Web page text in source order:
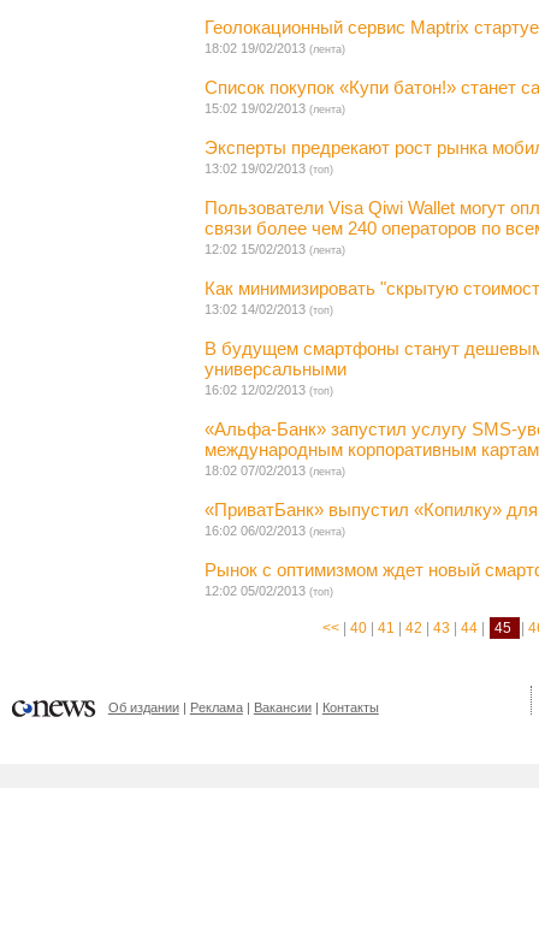
Геолокационный сервис Maptrix
18:02 19/02/2013 (лента)
Список покупок «Купи батон!» станет
15:02 19/02/2013 (лента)
Эксперты предрекают рост рынка
13:02 19/02/2013 (топ)
Пользователи Visa Qiwi Wallet могут
связи более чем 240 операторов по
12:02 15/02/2013 (лента)
Как минимизировать "скрытую
13:02 14/02/2013 (топ)
В будущем смартфоны станут
универсальными
16:02 12/02/2013 (топ)
«Альфа-Банк» запустил услугу SMS-
международным корпоративным
18:02 07/02/2013 (лента)
«ПриватБанк» выпустил «Копилку»
16:02 06/02/2013 (лента)
Рынок с оптимизмом ждет новый
12:02 05/02/2013 (топ)
<< 40 41 42 43 44 45
Об издании Реклама Вакансии Контакты